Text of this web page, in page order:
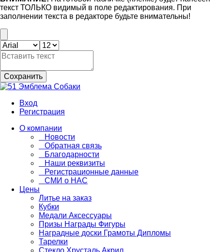
текст ТОЛЬКО видимый в поле редактирования. При
заполнении текста в редакторе будьте внимательны!
Сохранить
Вход
Регистрация
О компании
Новости
Обратная связь
Благодарности
Наши реквизиты
Регистрационные данные
СМИ о НАС
Цены
Литье на заказ
Кубки
Медали Аксессуары
Призы Награды Фигуры
Наградные доски Грамоты Дипломы
Тарелки